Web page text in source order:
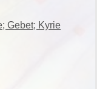
Gebet; Kyrie